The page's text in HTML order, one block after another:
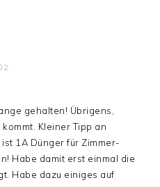
gehalten! Übrigens,
Kleiner Tipp an
1A Dünger für Zimmer-
Habe damit erst einmal die
Habe dazu einiges auf